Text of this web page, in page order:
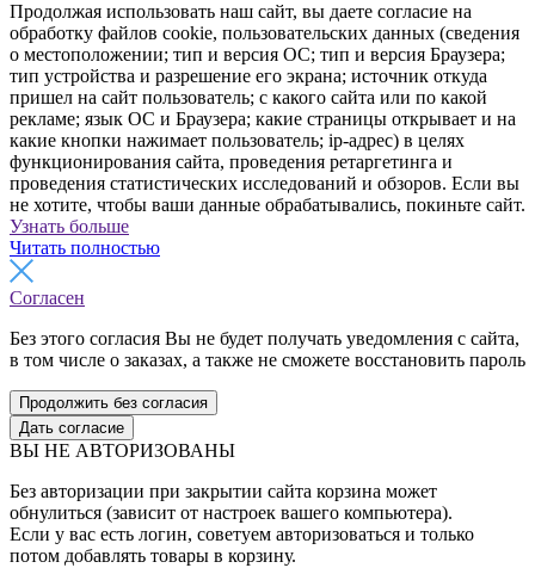
Продолжая использовать наш сайт, вы даете согласие на
обработку файлов cookie, пользовательских данных (сведения
о местоположении; тип и версия ОС; тип и версия Браузера;
тип устройства и разрешение его экрана; источник откуда
пришел на сайт пользователь; с какого сайта или по какой
рекламе; язык ОС и Браузера; какие страницы открывает и на
какие кнопки нажимает пользователь; ip-адрес) в целях
функционирования сайта, проведения ретаргетинга и
проведения статистических исследований и обзоров. Если вы
не хотите, чтобы ваши данные обрабатывались, покиньте сайт.
Узнать больше
Читать полностью
Согласен
Без этого согласия Вы не будет получать уведомления с сайта,
в том числе о заказах, а также не сможете восстановить пароль
Продолжить без согласия
Дать согласие
ВЫ НЕ АВТОРИЗОВАНЫ
Без авторизации при закрытии сайта корзина может
обнулиться (зависит от настроек вашего компьютера).
Если у вас есть логин, советуем авторизоваться и только
потом добавлять товары в корзину.